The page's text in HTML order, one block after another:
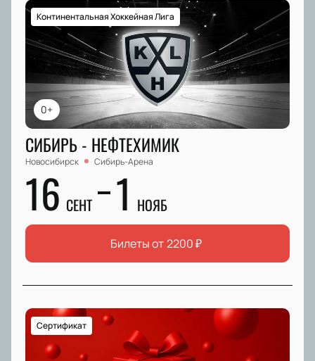
0+
Континентальная Хоккейная Лига
СИБИРЬ - НЕФТЕХИМИК
Новосибирск Сибирь-Арена
16 СЕНТ 1 НОЯБ
Билеты от2200₽
Сертификат